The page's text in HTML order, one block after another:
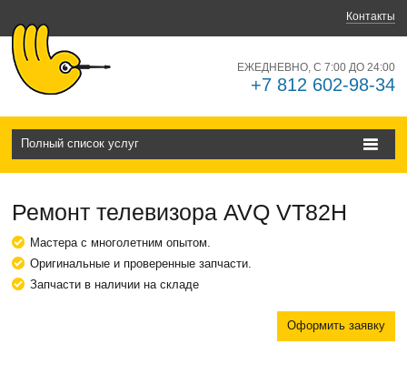
Контакты
ЕЖЕДНЕВНО, С 7:00 ДО 24:00
+7 812 602-98-34
Полный список услуг
Ремонт телевизора AVQ VT82H
Мастера с многолетним опытом.
Оригинальные и проверенные запчасти.
Запчасти в наличии на складе
Оформить заявку